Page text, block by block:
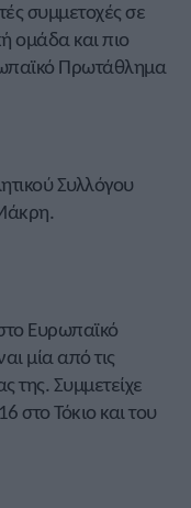
συμμετοχές σε
ομάδα και πιο
Πρωτάθλημα
Συλλόγου
Ευρωπαϊκό
μία από τις
της. Συμμετείχε
στο Τόκιο και του